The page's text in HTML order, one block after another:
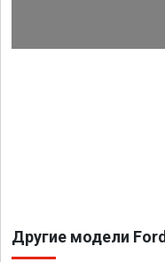
Другие модели Ford